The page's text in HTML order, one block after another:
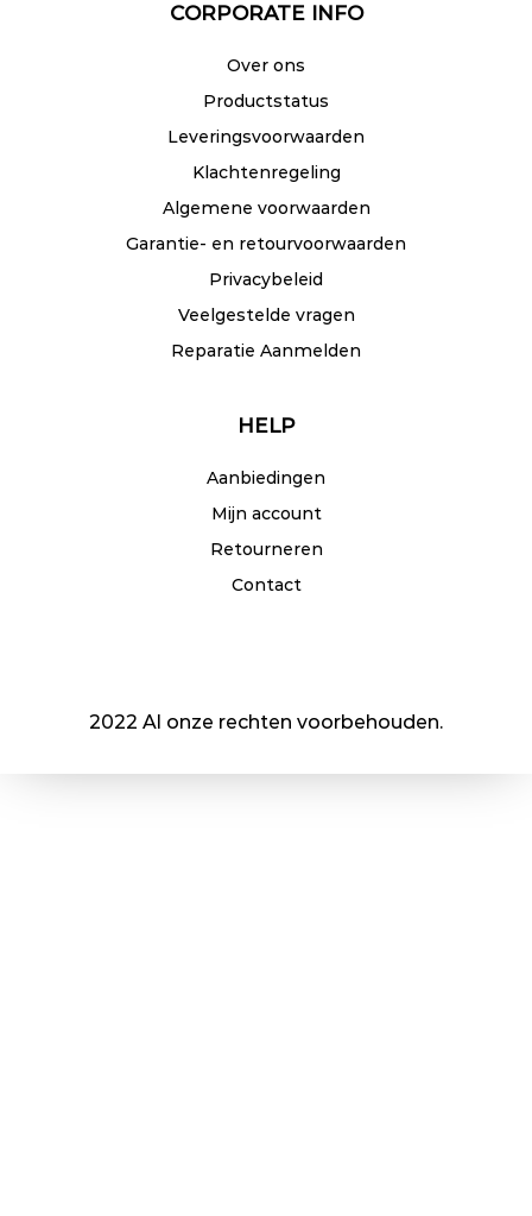
CORPORATE INFO
Over ons
Productstatus
Leveringsvoorwaarden
Klachtenregeling
Algemene voorwaarden
Garantie- en retourvoorwaarden
Privacybeleid
Veelgestelde vragen
Reparatie Aanmelden
HELP
Aanbiedingen
Mijn account
Retourneren
Contact
2022 Al onze rechten voorbehouden.